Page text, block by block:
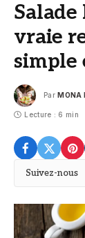
vraie
simple
Par MONA
Lecture : 6 min
Suivez-nous